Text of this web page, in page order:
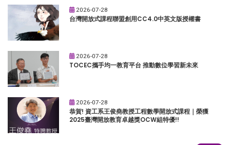
2026-07-28
台灣開放式課程聯盟創用CC4.0中英文版授權書
2026-07-28
TOCEC攜手均一教育平台 推動數位學習新未來
2026-07-28
恭賀! 資工系王俊堯教授工程數學開放式課程｜榮獲
2025臺灣開放教育卓越獎OCW組特優!!